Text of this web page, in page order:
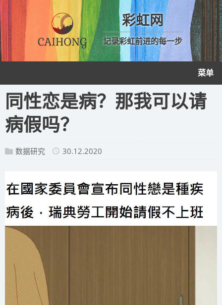
彩虹网
记录彩虹前进的每一步
菜单
同性恋是病？那我可以请
病假吗？
数据研究 30.12.2020